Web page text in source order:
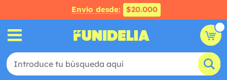
Envío desde: $20.000